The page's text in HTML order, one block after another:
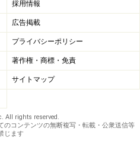
採用情報
広告掲載
プライバシーポリシー
著作権・商標・免責
サイトマップ
All rights reserved.
コンテンツの無断複写・転載・公衆送信等
じます